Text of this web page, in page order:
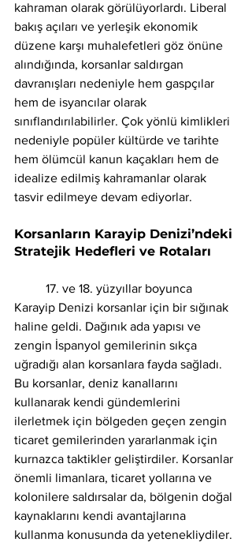
kahraman olarak görülüyorlardı. Liberal
bakış açıları ve yerleşik ekonomik
düzene karşı muhalefetleri göz önüne
alındığında, korsanlar saldırgan
davranışları nedeniyle hem gaspçılar
hem de isyancılar olarak
sınıflandırılabilirler. Çok yönlü kimlikleri
nedeniyle popüler kültürde ve tarihte
hem ölümcül kanun kaçakları hem de
idealize edilmiş kahramanlar olarak
tasvir edilmeye devam ediyorlar.
Korsanların Karayip Denizi’ndeki
Stratejik Hedefleri ve Rotaları
Karayip Denizi korsanlar için bir sığınak
haline geldi. Dağınık ada yapısı ve
zengin İspanyol gemilerinin sıkça
uğradığı alan korsanlara fayda sağladı.
Bu korsanlar, deniz kanallarını
kullanarak kendi gündemlerini
ilerletmek için bölgeden geçen zengin
ticaret gemilerinden yararlanmak için
kurnazca taktikler geliştirdiler. Korsanlar
önemli limanlara, ticaret yollarına ve
kolonilere saldırsalar da, bölgenin doğal
kaynaklarını kendi avantajlarına
kullanma konusunda da yetenekliydiler.